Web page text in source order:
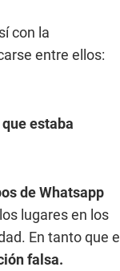
con la
entre ellos:
estaba
de Whatsapp
lugares en los
En tanto que el
falsa.